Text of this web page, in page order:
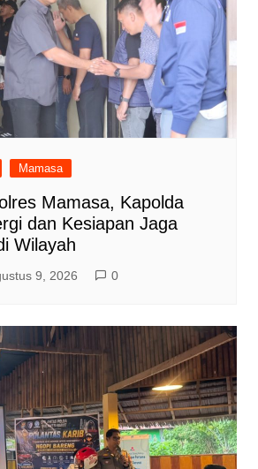
Mamasa
Mamasa, Kapolda
dan Kesiapan Jaga
Wilayah
9, 2026 0